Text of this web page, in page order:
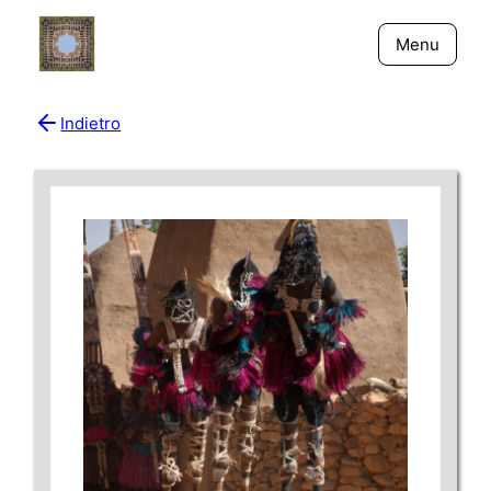
Menu
Giornali
New York - Riflessi
Fiume Niger
Indietro